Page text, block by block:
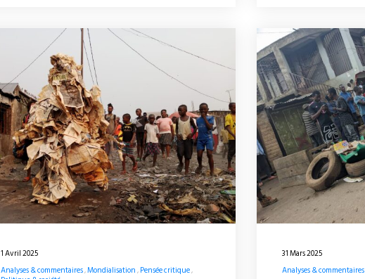
1 Avril 2025
Analyses & commentaires Mondialisation Pensée critique
31 Mars 2025
Analyses & commentaires